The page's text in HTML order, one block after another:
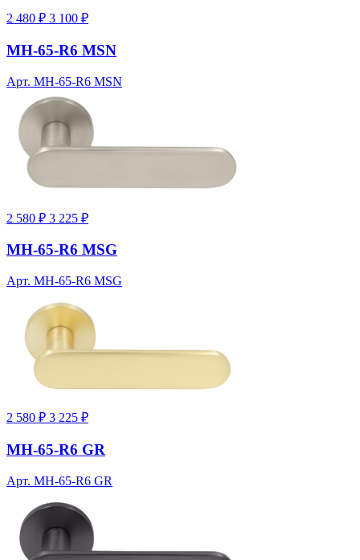
2 480 ₽ 3 100 ₽
MH-65-R6 MSN
Арт. MH-65-R6 MSN
2 580 ₽ 3 225 ₽
MH-65-R6 MSG
Арт. MH-65-R6 MSG
2 580 ₽ 3 225 ₽
MH-65-R6 GR
Арт. MH-65-R6 GR